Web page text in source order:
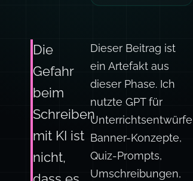
Die
Gefahr
beim
Schreiben
mit KI ist
nicht,
Dieser Beitrag ist
ein Artefakt aus
dieser Phase. Ich
nutzte GPT für
Banner-Konzepte,
Quiz-Prompts,
Umschreibungen,